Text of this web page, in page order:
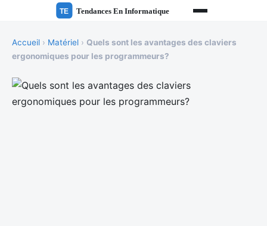
Accueil › Matériel › Quels sont les avantages des claviers
ergonomiques pour les programmeurs?